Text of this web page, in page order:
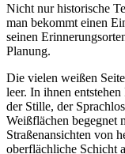
Nicht nur historische
man bekommt einen
seinen
Planung.
Die vielen weißen
leer. In ihnen
der Stille, der
Weißflächen begegnet
Straßenansichten von
oberflächliche Schicht